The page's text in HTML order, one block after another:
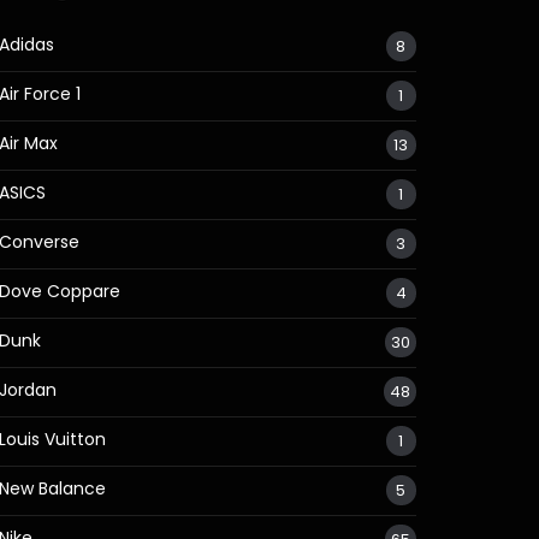
Adidas 8
Air Force 1 1
Air Max 13
ASICS 1
Converse 3
Dove Coppare 4
Dunk 30
Jordan 48
Louis Vuitton 1
New Balance 5